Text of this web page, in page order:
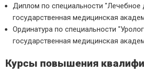
Диплом по специальности "Лечебное
государственная медицинская
Ординатура по специальности
государственная медицинская
Курсы повышения